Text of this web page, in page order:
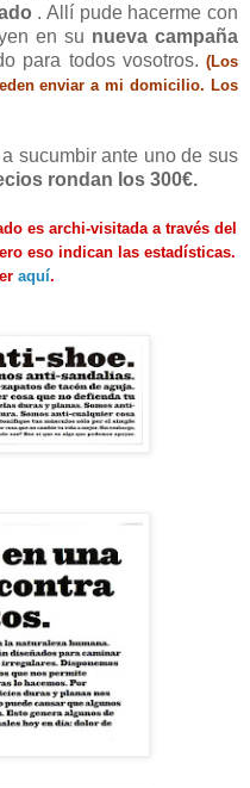
. Allí pude hacerme con
en su nueva campaña
para todos vosotros. (Los
enviar a mi domicilio. Los
sucumbir ante uno de sus
rondan los 300€.
es archi-visitada a través del
eso indican las estadísticas.
aquí.